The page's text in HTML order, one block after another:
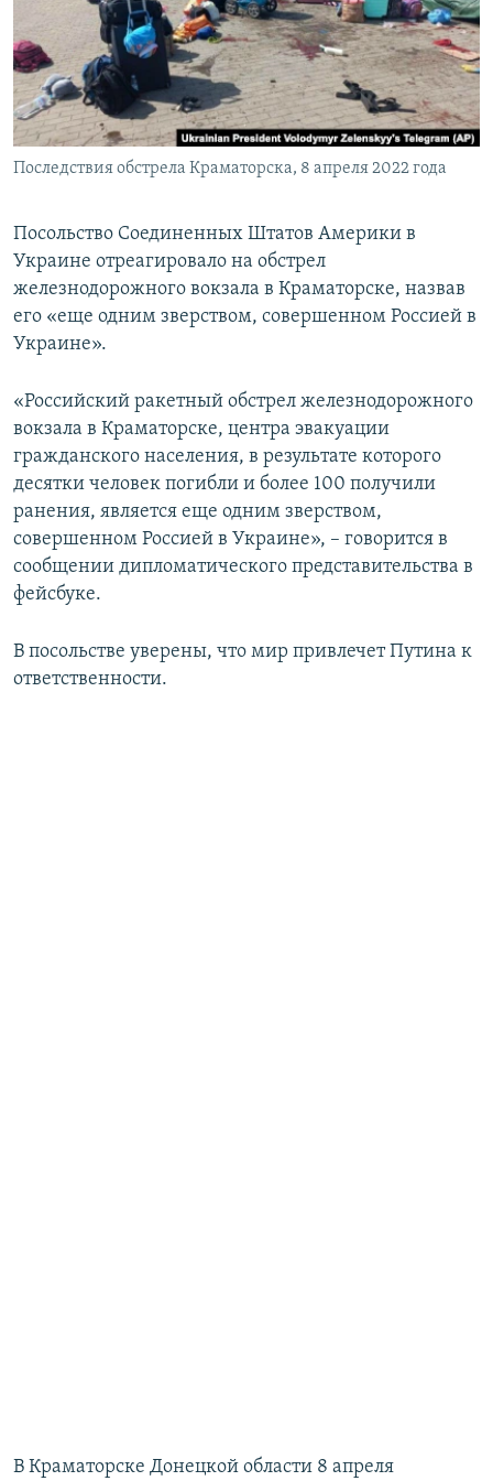
ПОБЕДИТЕЛЕЙ НЕ СУДЯТ?
КРЫМ.НЕПОКОРЕННЫЙ
ELIFBE
УКРАИНСКАЯ ПРОБЛЕМА КРЫМА
ПРИСОЕДИНЯЙТЕСЬ!
Все сайты RFE/RL
Последствия обстрела Краматорска, 8 апреля 2022 года
Посольство Соединенных Штатов Америки в
Украине отреагировало на обстрел
железнодорожного вокзала в Краматорске, назвав
его «еще одним зверством, совершенном Россией в
Украине».
«Российский ракетный обстрел железнодорожного
вокзала в Краматорске, центра эвакуации
гражданского населения, в результате которого
десятки человек погибли и более 100 получили
ранения, является еще одним зверством,
совершенном Россией в Украине», – говорится в
сообщении дипломатического представительства в
фейсбуке.
В посольстве уверены, что мир привлечет Путина к
ответственности.
В Краматорске Донецкой области 8 апреля